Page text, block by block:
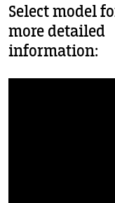
Select model
more detailed
information: